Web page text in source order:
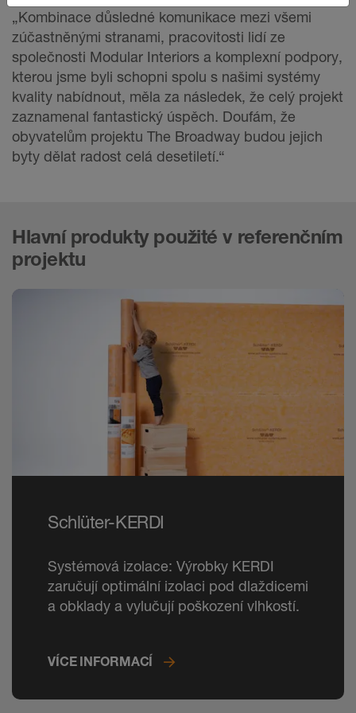
„Kombinace důsledné komunikace mezi všemi
zúčastněnými stranami, pracovitosti lidí ze
společnosti Modular Interiors a komplexní podpory,
kterou jsme byli schopni spolu s našimi systémy
kvality nabídnout, měla za následek, že celý projekt
zaznamenal fantastický úspěch. Doufám, že
obyvatelům projektu The Broadway budou jejich
byty dělat radost celá desetiletí.“
Hlavní produkty použité v referenčním
projektu
Schlüter-KERDI
Systémová izolace: Výrobky KERDI
zaručují optimální izolaci pod dlaždicemi
a obklady a vylučují poškození vlhkostí.
VÍCE INFORMACÍ